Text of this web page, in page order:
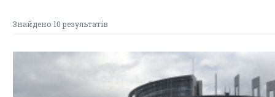
Знайдено 10 результатів